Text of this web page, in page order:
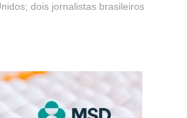
dois jornalistas brasileiros